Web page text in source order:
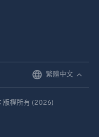
繁體中文
版權所有 (2026)